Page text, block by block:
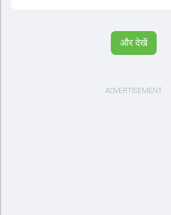
और देखें